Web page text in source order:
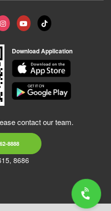
Download Application
contact our team.
8888
8686